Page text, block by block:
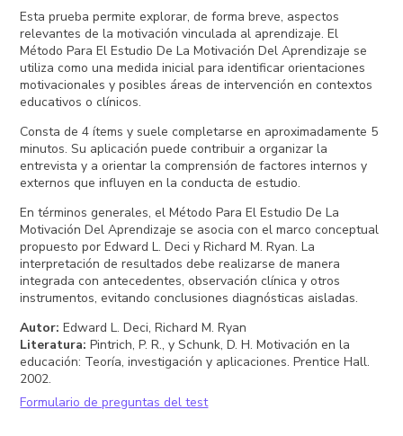
Esta prueba permite explorar, de forma breve, aspectos
relevantes de la motivación vinculada al aprendizaje. El
Método Para El Estudio De La Motivación Del Aprendizaje se
utiliza como una medida inicial para identificar orientaciones
motivacionales y posibles áreas de intervención en contextos
educativos o clínicos.
Consta de 4 ítems y suele completarse en aproximadamente 5
minutos. Su aplicación puede contribuir a organizar la
entrevista y a orientar la comprensión de factores internos y
externos que influyen en la conducta de estudio.
En términos generales, el Método Para El Estudio De La
Motivación Del Aprendizaje se asocia con el marco conceptual
propuesto por Edward L. Deci y Richard M. Ryan. La
interpretación de resultados debe realizarse de manera
integrada con antecedentes, observación clínica y otros
instrumentos, evitando conclusiones diagnósticas aisladas.
Autor: Edward L. Deci, Richard M. Ryan
Literatura: Pintrich, P. R., y Schunk, D. H. Motivación en la
educación: Teoría, investigación y aplicaciones. Prentice Hall.
2002.
Formulario de preguntas del test